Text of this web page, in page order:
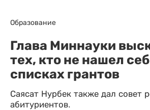
Образование
Глава Миннауки
тех, кто не нашел
списках грантов
Саясат Нурбек также дал совет
абитуриентов.